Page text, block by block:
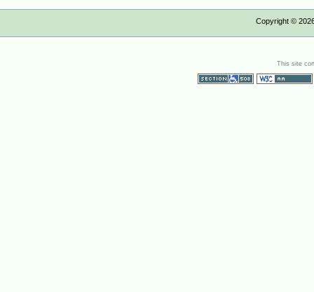
Copyright ©
This site